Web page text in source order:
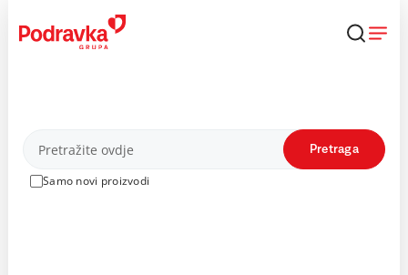
content
Proizvodi
Samo novi proizvodi
Pretraga